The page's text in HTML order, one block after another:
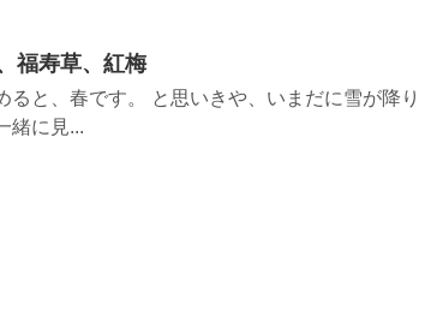
福寿草、紅梅
ると、春です。 と思いきや、いまだに雪が降り
緒に見...